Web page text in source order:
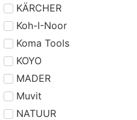
KÄRCHER
Koh-I-Noor
Koma Tools
KOYO
MADER
Muvit
NATUUR